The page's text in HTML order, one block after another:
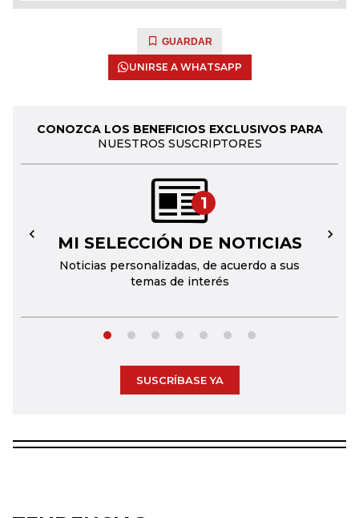
GUARDAR
UNIRSE A WHATSAPP
CONOZCA LOS BENEFICIOS EXCLUSIVOS PARA
NUESTROS SUSCRIPTORES
1
MI SELECCIÓN DE NOTICIAS
Noticias personalizadas, de acuerdo a sus
temas de interés
← →
SUSCRÍBASE YA